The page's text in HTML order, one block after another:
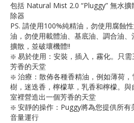
包括 Natural Mist 2.0 “Pluggy” 無水
除器
PS. 請使用100%純精油，勿使用腐蝕
油，勿使用載體油、基底油、調合油
擴散，並破壞機體‼️
❇️ 易於使用：安裝，插入，霧化。只
芳香的天堂
❇️ 治療：散佈各種香精油，例如薄荷
樹，迷迭香，檸檬草，乳香和檸檬。
室裡營造出一個芳香的天堂
❇️ 安靜的操作：Puggy將為您提供所有
音量運行